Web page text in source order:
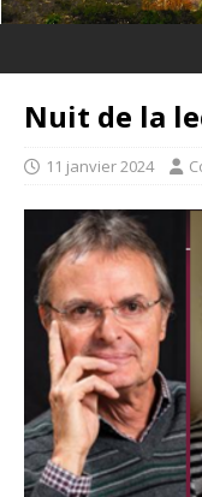
Nuit de la
11 janvier 2024